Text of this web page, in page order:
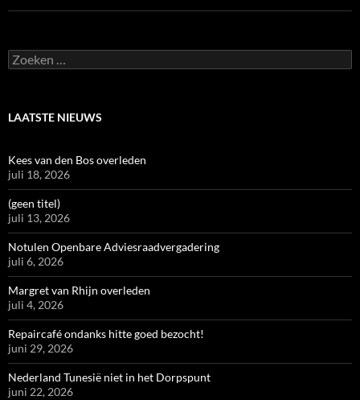
Zoeken
naar:
LAATSTE NIEUWS
Kees van den Bos overleden
juli 18, 2026
(geen titel)
juli 13, 2026
Notulen Openbare Adviesraadvergadering
juli 6, 2026
Margret van Rhijn overleden
juli 4, 2026
Repaircafé ondanks hitte goed bezocht!
juni 29, 2026
Nederland Tunesië niet in het Dorpspunt
juni 22, 2026